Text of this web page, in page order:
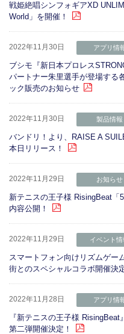
戦姫絶唱シンフォギアXD
World」を開催！
2022年11月30日 アプリ情
ブシモ『新日本プロレス
パートナー朱里選手が登場する
ック販売のお知らせ
2022年11月30日 製品情報
バンドリ！より、RAISE A
本日リリース！
2022年11月29日 お知らせ
新テニスの王子様 RisingBeat「
内容公開！
2022年11月29日 イベント情
スマートフォン向けリズムゲー
街とのスペシャルコラボ開催決
2022年11月28日 アプリ情
『新テニスの王子様
第二弾開催決定！